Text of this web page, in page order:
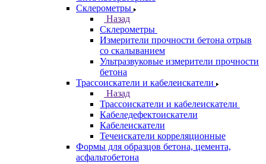
Склерометры
Назад
Склерометры
Измерители прочности бетона отрыв
со скалыванием
Ультразвуковые измерители прочности
бетона
Трассоискатели и кабелеискатели
Назад
Трассоискатели и кабелеискатели
Кабеледефектоискатели
Кабелеискатели
Течеискатели корреляционные
Формы для образцов бетона, цемента,
асфальтобетона